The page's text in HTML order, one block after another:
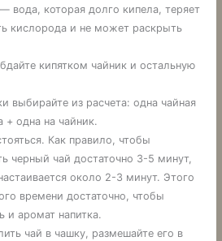
вода, которая долго кипела, теряет
кислорода и не может раскрыть
кипятком чайник и остальную
выбирайте из расчета: одна чайная
+ одна на чайник.
Как правило, чтобы
черный чай достаточно 3-5 минут,
около 2-3 минут. Этого
времени достаточно, чтобы
и аромат напитка.
чай в чашку, размешайте его в